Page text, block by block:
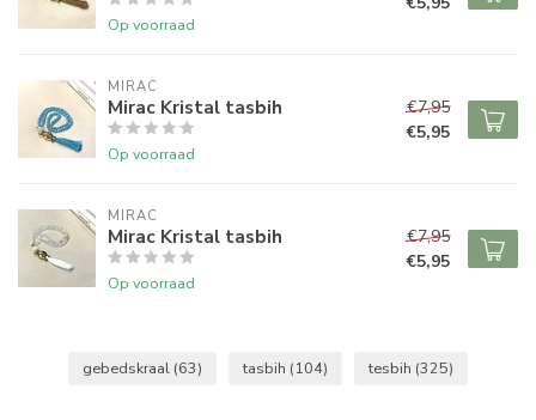
Op voorraad
MIRAC
Mirac Kristal tasbih
Op voorraad
€7,95
€5,95
MIRAC
Mirac Kristal tasbih
Op voorraad
€7,95
€5,95
gebedskraal (63) tasbih (104) tesbih (325)